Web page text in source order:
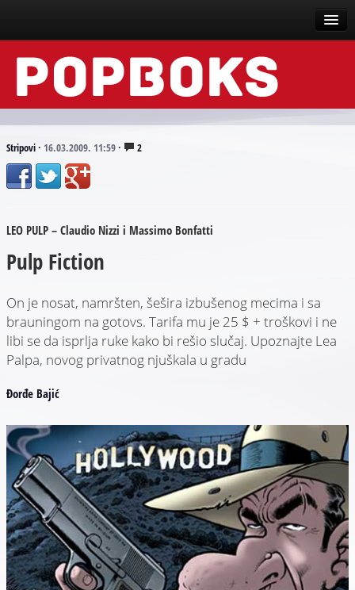
Vesti
Događaji
Tekstovi
Scena
Arhive
Stripovi· 16.03.2009. 11:59· 2
LEO PULP – Claudio Nizzi i Massimo Bonfatti
Pulp Fiction
On je nosat, namršten, šešira izbušenog mecima i sa
brauningom na gotovs. Tarifa mu je 25 $ + troškovi i ne
libi se da isprlja ruke kako bi rešio slučaj. Upoznajte Lea
Palpa, novog privatnog njuškala u gradu
Đorđe Bajić